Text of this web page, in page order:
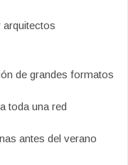
arquitectos
de grandes formatos
toda una red
antes del verano